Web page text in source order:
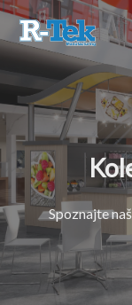
Skip
content
Spoznajte